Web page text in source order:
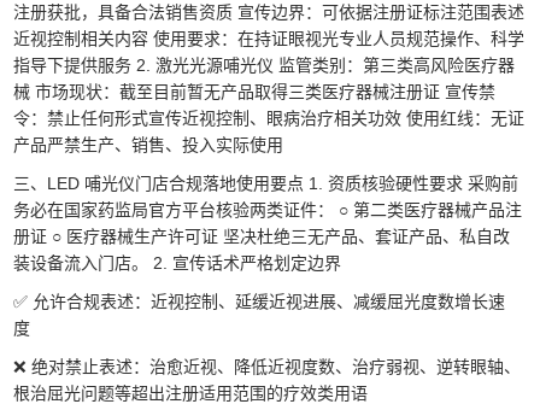
注册获批，具备合法销售资质 宣传边界：可依据注册证标注范围表述
近视控制相关内容 使用要求：在持证眼视光专业人员规范操作、科学
指导下提供服务 2. 激光光源哺光仪 监管类别：第三类高风险医疗器
械 市场现状：截至目前暂无产品取得三类医疗器械注册证 宣传禁
令：禁止任何形式宣传近视控制、眼病治疗相关功效 使用红线：无证
产品严禁生产、销售、投入实际使用
三、LED 哺光仪门店合规落地使用要点 1. 资质核验硬性要求 采购前
务必在国家药监局官方平台核验两类证件： ○ 第二类医疗器械产品注
册证 ○ 医疗器械生产许可证 坚决杜绝三无产品、套证产品、私自改
装设备流入门店。 2. 宣传话术严格划定边界
✅ 允许合规表述：近视控制、延缓近视进展、减缓屈光度数增长速
度
❌ 绝对禁止表述：治愈近视、降低近视度数、治疗弱视、逆转眼轴、
根治屈光问题等超出注册适用范围的疗效类用语